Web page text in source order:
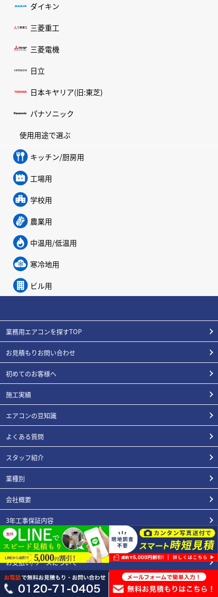
ダイキン
三菱重工
三菱電機
日立
日本キヤリア(旧:東芝)
パナソニック
使用用途で選ぶ
キッチン/厨房用
工場用
学校用
農業用
中温用/低温用
寒冷地用
ビル用
業務用エアコンを探すTOP
お見積もりお問い合わせ
初めてのお客様へ
施工実績
エアコンの豆知識
よくある質問
スタッフ紹介
業種別
会社概要
3年工事保証内容
エアコン総本店が選ばれる理由
お支払い/リースについて
プライバシーポリシー